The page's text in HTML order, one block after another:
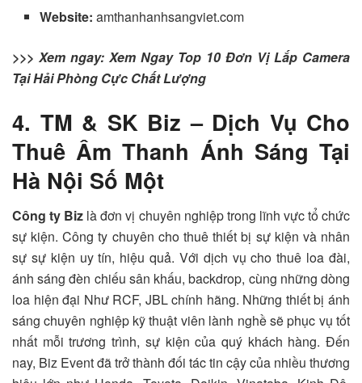
Website: amthanhanhsangviet.com
>>> Xem ngay: Xem Ngay Top 10 Đơn Vị Lắp Camera
Tại Hải Phòng Cực Chất Lượng
4. TM & SK Biz – Dịch Vụ Cho
Thuê Âm Thanh Ánh Sáng Tại
Hà Nội Số Một
Công ty Biz là đơn vị chuyên nghiệp trong lĩnh vực tổ chức
sự kiện. Công ty chuyên cho thuê thiết bị sự kiện và nhân
sự sự kiện uy tín, hiệu quả. Với dịch vụ cho thuê loa đài,
ánh sáng đèn chiếu sân khấu, backdrop, cùng những dòng
loa hiện đại Như RCF, JBL chính hãng. Những thiết bị ánh
sáng chuyên nghiệp kỹ thuật viên lành nghề sẽ phục vụ tốt
nhất mỗi trương trình, sự kiện của quý khách hàng. Đến
nay, Biz Event đã trở thành đối tác tin cậy của nhiều thương